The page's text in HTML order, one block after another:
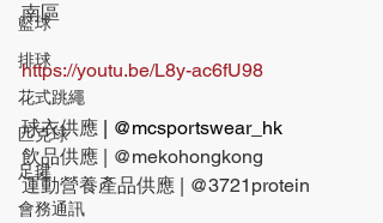
籃球
排球
花式跳繩
匹克球
足毽
會務通訊
南區
https://youtu.be/L8y-ac6fU98
球衣供應 | @mcsportswear_hk
飲品供應 | @mekohongkong
運動營養產品供應 | @3721protein